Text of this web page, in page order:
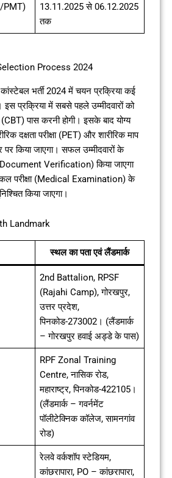
PMT)
13.11.2025 से 06.12.2025
तक
Process 2024
भर्ती 2024 में चयन प्रक्रिया कई
इस प्रक्रिया में सबसे पहले उम्मीदवारों को
(CBT) पास करनी होगी। इसके बाद योग्य
दक्षता परीक्षा (PET) और शारीरिक माप
पर किया जाएगा। सफल उम्मीदवारों के
Verification) किया जाएगा
परीक्षा (Medical Examination) के
किया जाएगा।
Landmark
स्थल का पता एवं लैंडमार्क
2nd Battalion, RPSF
(Rajahi Camp), गोरखपुर,
उत्तर प्रदेश,
पिनकोड-273002। (लैंडमार्क
– गोरखपुर हवाई अड्डे के पास)
RPF Zonal Training
Centre, नासिक रोड,
महाराष्ट्र, पिनकोड-422105।
(लैंडमार्क – गवर्नमेंट
पॉलीटेक्निक कॉलेज, सामनगांव
रोड)
रेलवे वर्कशॉप स्टेडियम,
कांछरापारा, PO – कांछरापारा,